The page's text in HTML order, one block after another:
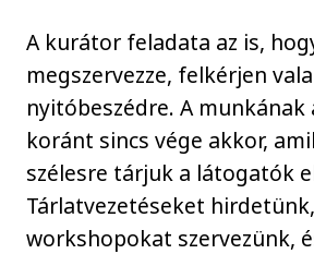
A kurátor feladata az is,
megszervezze, felkérjen
nyitóbeszédre. A munkának
koránt sincs vége akkor,
szélesre tárjuk a látogatók
Tárlatvezetéseket hirdetünk,
workshopokat szervezünk,